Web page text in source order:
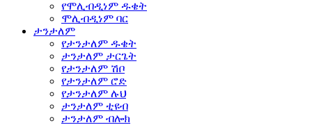
የሞሊብዲነም ዱቄት
ሞሊብዲነም ባር
ታንታለም
የታንታለም ዱቄት
ታንታለም ታርጌት
የታንታለም ሽቦ
የታንታለም ሮድ
የታንታለም ሉህ
ታንታለም ቲዩብ
ታንታለም ብሎክ